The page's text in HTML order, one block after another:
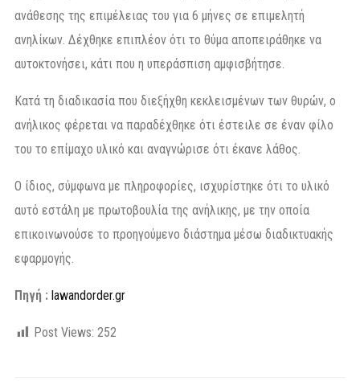
ανάθεσης της επιμέλειας του για 6 μήνες σε επιμελητή
ανηλίκων. Δέχθηκε επιπλέον ότι το θύμα αποπειράθηκε να
αυτοκτονήσει, κάτι που η υπεράσπιση αμφισβήτησε.
Κατά τη διαδικασία που διεξήχθη κεκλεισμένων των θυρών, ο
ανήλικος φέρεται να παραδέχθηκε ότι έστειλε σε έναν φίλο
του το επίμαχο υλικό και αναγνώρισε ότι έκανε λάθος.
Ο ίδιος, σύμφωνα με πληροφορίες, ισχυρίστηκε ότι το υλικό
αυτό εστάλη με πρωτοβουλία της ανήλικης, με την οποία
επικοινωνούσε το προηγούμενο διάστημα μέσω διαδικτυακής
εφαρμογής.
Πηγή : lawandorder.gr
Post Views: 252